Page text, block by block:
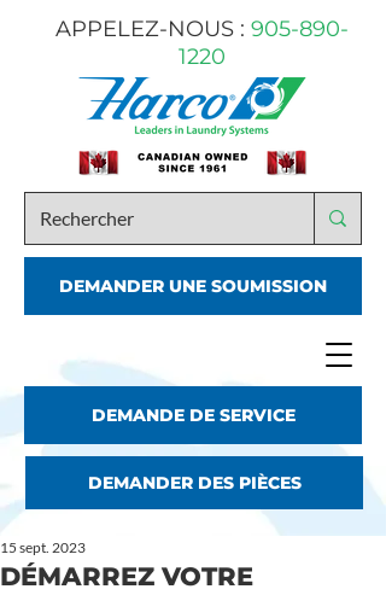
APPELEZ-NOUS : 905-890-
1220
DEMANDER UNE SOUMISSION
DEMANDE DE SERVICE
DEMANDER DES PIÈCES
DÉMARREZ VOTRE
15 sept. 2023